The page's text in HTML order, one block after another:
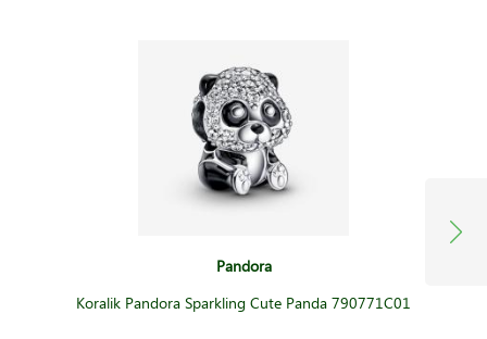
Pandora
Koralik Pandora Sparkling Cute Panda 790771C01